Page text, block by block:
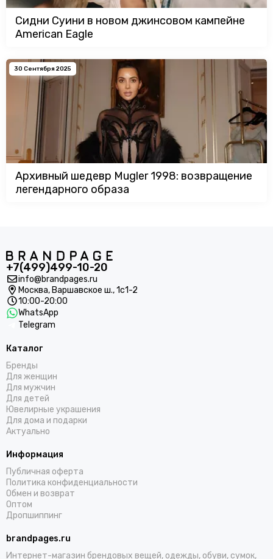
Сидни Суини в новом джинсовом кампейне
American Eagle
30 Сентября 2025
Архивный шедевр Mugler 1998: возвращение
легендарного образа
+7(499)499-10-20
info@brandpages.ru
Москва, Варшавское ш., 1с1-2
10:00-20:00
WhatsApp
Telegram
Каталог
Бренды
Для женщин
Для мужчин
Для детей
Ювелирные украшения
Для дома и подарки
Актуально
Информация
Публичная оферта
Политика конфиденциальности
Обмен и возврат
Оптом
Дропшиппинг
brandpages.ru
Интернет-магазин брендовых вещей, одежды, обуви, сумок,